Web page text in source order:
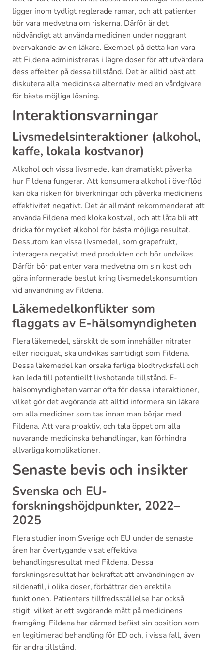
ligger inom tydligt reglerade ramar, och att patienter
bör vara medvetna om riskerna. Därför är det
nödvändigt att använda medicinen under noggrant
övervakande av en läkare. Exempel på detta kan vara
att Fildena administreras i lägre doser för att utvärdera
dess effekter på dessa tillstånd. Det är alltid bäst att
diskutera alla medicinska alternativ med en vårdgivare
för bästa möjliga lösning.
Interaktionsvarningar
Livsmedelsinteraktioner (alkohol,
kaffe, lokala kostvanor)
Alkohol och vissa livsmedel kan dramatiskt påverka
hur Fildena fungerar. Att konsumera alkohol i överflöd
kan öka risken för biverkningar och påverka medicinens
effektivitet negativt. Det är allmänt rekommenderat att
använda Fildena med kloka kostval, och att låta bli att
dricka för mycket alkohol för bästa möjliga resultat.
Dessutom kan vissa livsmedel, som grapefrukt,
interagera negativt med produkten och bör undvikas.
Därför bör patienter vara medvetna om sin kost och
göra informerade beslut kring livsmedelskonsumtion
vid användning av Fildena.
Läkemedelkonflikter som
flaggats av E-hälsomyndigheten
Flera läkemedel, särskilt de som innehåller nitrater
eller riociguat, ska undvikas samtidigt som Fildena.
Dessa läkemedel kan orsaka farliga blodtrycksfall och
kan leda till potentiellt livshotande tillstånd. E-
hälsomyndigheten varnar ofta för dessa interaktioner,
vilket gör det avgörande att alltid informera sin läkare
om alla mediciner som tas innan man börjar med
Fildena. Att vara proaktiv, och tala öppet om alla
nuvarande medicinska behandlingar, kan förhindra
allvarliga komplikationer.
Senaste bevis och insikter
Svenska och EU-
forskningshöjdpunkter, 2022–
2025
Flera studier inom Sverige och EU under de senaste
åren har övertygande visat effektiva
behandlingsresultat med Fildena. Dessa
forskningsresultat har bekräftat att användningen av
sildenafil, i olika doser, förbättrar den erektila
funktionen. Patienters tillfredsställelse har också
stigit, vilket är ett avgörande mått på medicinens
framgång. Fildena har därmed befäst sin position som
en legitimerad behandling för ED och, i vissa fall, även
för andra tillstånd.